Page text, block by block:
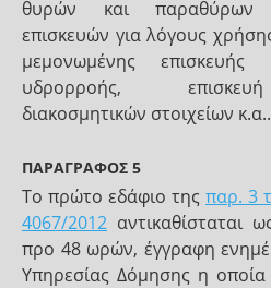
θυρών και παραθύρων
επισκευών για λόγους
μεμονωμένης επισκευής
υδρορροής,
διακοσμητικών στοιχείων
ΠΑΡΑΓΡΑΦΟΣ 5
Το πρώτο εδάφιο της παρ. 3
4067/2012 αντικαθίσταται
προ 48 ωρών, έγγραφη
Υπηρεσίας Δόμησης η οποία